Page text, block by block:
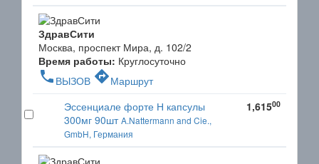
ЗдравСити
Москва, проспект Мира, д. 102/2
Время работы: Круглосуточно
phone ВЫЗОВ directionsМаршрут
Эссенциале форте Н капсулы
300мг 90штA.Nattermann and Cie.,
GmbH, Германия
1,61500